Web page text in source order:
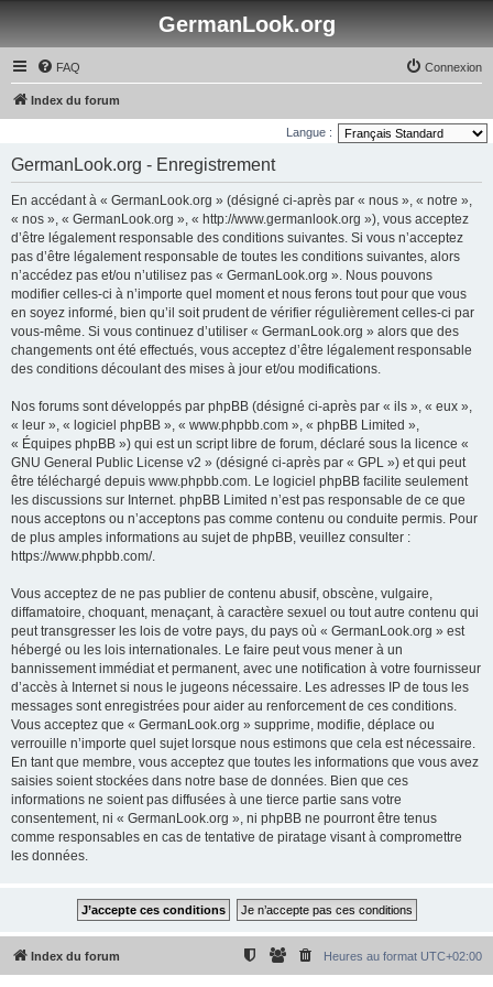
GermanLook.org
FAQ Connexion
Index du forum
Langue :
GermanLook.org - Enregistrement
En accédant à « GermanLook.org » (désigné ci-après par « nous », « notre »,
« nos », « GermanLook.org », « http://www.germanlook.org »), vous acceptez
d’être légalement responsable des conditions suivantes. Si vous n’acceptez
pas d’être légalement responsable de toutes les conditions suivantes, alors
n’accédez pas et/ou n’utilisez pas « GermanLook.org ». Nous pouvons
modifier celles-ci à n’importe quel moment et nous ferons tout pour que vous
en soyez informé, bien qu’il soit prudent de vérifier régulièrement celles-ci par
vous-même. Si vous continuez d’utiliser « GermanLook.org » alors que des
changements ont été effectués, vous acceptez d’être légalement responsable
des conditions découlant des mises à jour et/ou modifications.
Nos forums sont développés par phpBB (désigné ci-après par « ils », « eux »,
« leur », « logiciel phpBB », « www.phpbb.com », « phpBB Limited »,
« Équipes phpBB ») qui est un script libre de forum, déclaré sous la licence «
GNU General Public License v2 » (désigné ci-après par « GPL ») et qui peut
être téléchargé depuis www.phpbb.com. Le logiciel phpBB facilite seulement
les discussions sur Internet. phpBB Limited n’est pas responsable de ce que
nous acceptons ou n’acceptons pas comme contenu ou conduite permis. Pour
de plus amples informations au sujet de phpBB, veuillez consulter :
https://www.phpbb.com/.
Vous acceptez de ne pas publier de contenu abusif, obscène, vulgaire,
diffamatoire, choquant, menaçant, à caractère sexuel ou tout autre contenu qui
peut transgresser les lois de votre pays, du pays où « GermanLook.org » est
hébergé ou les lois internationales. Le faire peut vous mener à un
bannissement immédiat et permanent, avec une notification à votre fournisseur
d’accès à Internet si nous le jugeons nécessaire. Les adresses IP de tous les
messages sont enregistrées pour aider au renforcement de ces conditions.
Vous acceptez que « GermanLook.org » supprime, modifie, déplace ou
verrouille n’importe quel sujet lorsque nous estimons que cela est nécessaire.
En tant que membre, vous acceptez que toutes les informations que vous avez
saisies soient stockées dans notre base de données. Bien que ces
informations ne soient pas diffusées à une tierce partie sans votre
consentement, ni « GermanLook.org », ni phpBB ne pourront être tenus
comme responsables en cas de tentative de piratage visant à compromettre
les données.
Index du forum Heures au format UTC+02:00